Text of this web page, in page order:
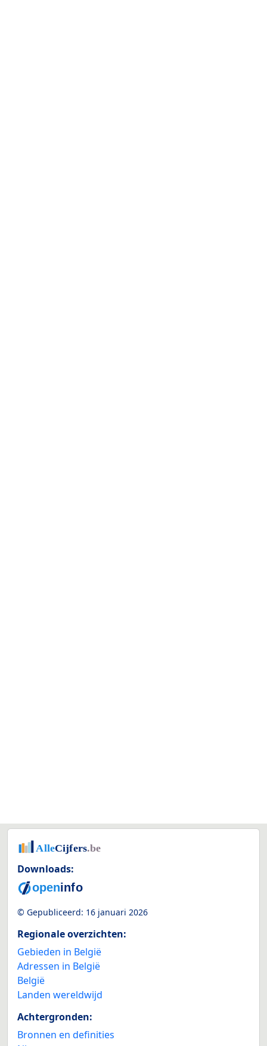
Downloads:
© Gepubliceerd: 16 januari 2026
Regionale overzichten:
Gebieden in België
Adressen in België
België
Landen wereldwijd
Achtergronden:
Bronnen en definities